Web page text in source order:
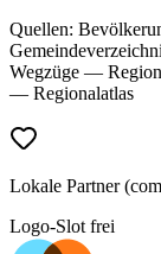
Quellen:
Wegzüge —
— Regionalatlas
Lokale Partner
Logo-Slot frei